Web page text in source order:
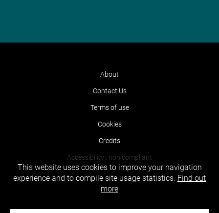
About
Contact Us
Terms of use
Cookies
Credits
Accessibility : non compliant
This website uses cookies to improve your navigation
experience and to compile site usage statistics. Find out
more